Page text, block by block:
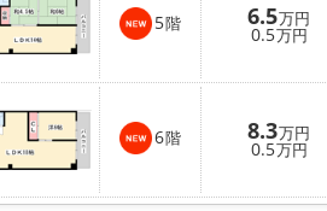
5階 6.5万円
0.5万円
6階 8.3万円
0.5万円